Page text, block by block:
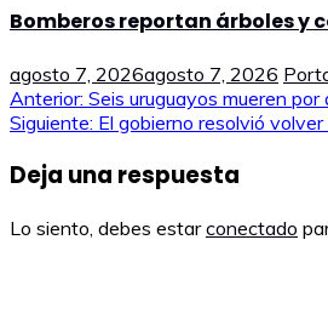
Bomberos reportan árboles y
agosto 7, 2026agosto 7, 2026
Navegación
entradas
Anterior: Seis uruguayos mueren
Siguiente: El gobierno resolvió
Deja una respuesta
Lo siento, debes estarconectado